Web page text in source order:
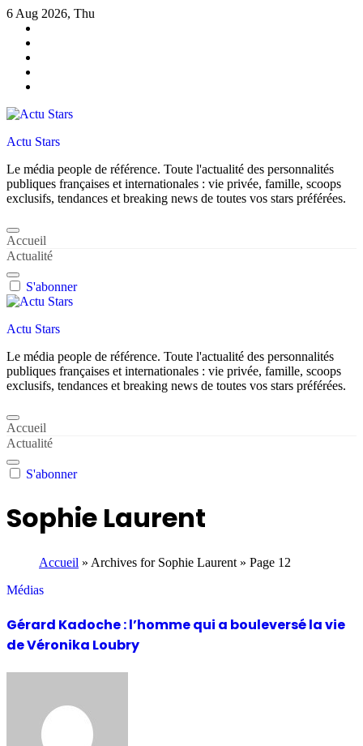
Skip
content
6 Aug 2026, Thu
Actu Stars
Le média people de référence. Toute l'actualité des personnalités
publiques françaises et internationales : vie privée, famille, scoops
exclusifs, tendances et breaking news de toutes vos stars préférées.
Accueil
Actualité
S'abonner
Actu Stars
Le média people de référence. Toute l'actualité des personnalités
publiques françaises et internationales : vie privée, famille, scoops
exclusifs, tendances et breaking news de toutes vos stars préférées.
Accueil
Actualité
S'abonner
Sophie Laurent
Accueil » Archives for Sophie Laurent » Page 12
Médias
Gérard Kadoche : l’homme qui a bouleversé la vie
de Véronika Loubry